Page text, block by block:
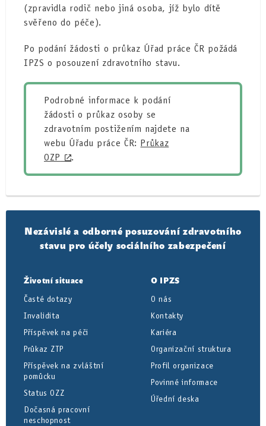
(zpravidla rodič nebo jiná osoba, jíž bylo dítě
svěřeno do péče).
Po podání žádosti o průkaz Úřad práce ČR požádá
IPZS o posouzení zdravotního stavu.
Podrobné informace k podání
žádosti o průkaz osoby se
zdravotním postižením najdete na
webu Úřadu práce ČR: Průkaz
OZP
.
Nezávislé a odborné posuzování zdravotního
stavu pro účely sociálního zabezpečení
Životní situace
Časté dotazy
Invalidita
Příspěvek na péči
Průkaz ZTP
Příspěvek na zvláštní
pomůcku
Status OZZ
Dočasná pracovní
neschopnost
O IPZS
O nás
Kontakty
Kariéra
Organizační struktura
Profil organizace
Povinné informace
Úřední deska